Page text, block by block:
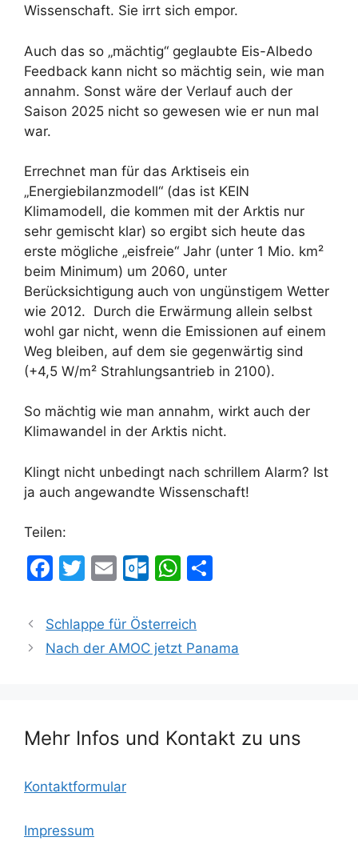
Wissenschaft. Sie irrt sich empor.
Auch das so „mächtig“ geglaubte Eis-Albedo
Feedback kann nicht so mächtig sein, wie man
annahm. Sonst wäre der Verlauf auch der
Saison 2025 nicht so gewesen wie er nun mal
war.
Errechnet man für das Arktiseis ein
„Energiebilanzmodell“ (das ist KEIN
Klimamodell, die kommen mit der Arktis nur
sehr gemischt klar) so ergibt sich heute das
erste mögliche „eisfreie“ Jahr (unter 1 Mio. km²
beim Minimum) um 2060, unter
Berücksichtigung auch von ungünstigem Wetter
wie 2012. Durch die Erwärmung allein selbst
wohl gar nicht, wenn die Emissionen auf einem
Weg bleiben, auf dem sie gegenwärtig sind
(+4,5 W/m² Strahlungsantrieb in 2100).
So mächtig wie man annahm, wirkt auch der
Klimawandel in der Arktis nicht.
Klingt nicht unbedingt nach schrillem Alarm? Ist
ja auch angewandte Wissenschaft!
Teilen:
F
c
e
k
T
itt
er
E
ai
l
O
lo
o
m
W
at
s n
Schlappe für Österreich
Nach der AMOC jetzt Panama
Mehr Infos und Kontakt zu uns
Kontaktformular
Impressum